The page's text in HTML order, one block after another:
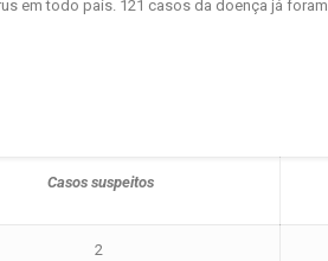
em todo país. 121 casos da doença já
Casos suspeitos
2